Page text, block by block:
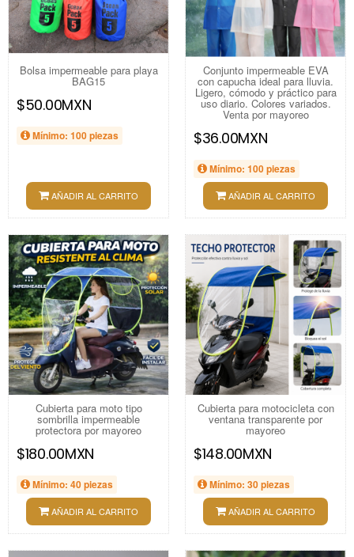
Bolsa impermeable para playa
BAG15
$50.00MXN
Mínimo: 100 piezas
AÑADIR AL CARRITO
Conjunto impermeable EVA
con capucha ideal para lluvia.
Ligero, cómodo y práctico para
uso diario. Colores variados.
Venta por mayoreo
$36.00MXN
Mínimo: 100 piezas
AÑADIR AL CARRITO
Cubierta para moto tipo
sombrilla impermeable
protectora por mayoreo
$180.00MXN
Mínimo: 40 piezas
AÑADIR AL CARRITO
Cubierta para motocicleta con
ventana transparente por
mayoreo
$148.00MXN
Mínimo: 30 piezas
AÑADIR AL CARRITO